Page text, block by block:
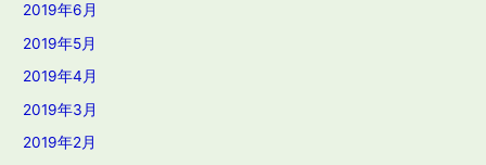
2019年6月
2019年5月
2019年4月
2019年3月
2019年2月